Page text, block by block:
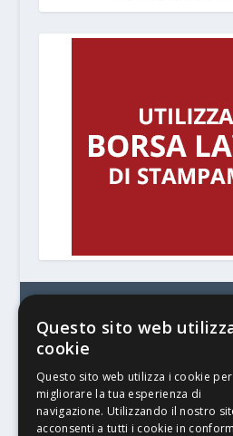
© Stratego Group –
racconta le innovazioni
aziende di stampa e di
riferimento per chi opera in
comunicazione stampata. Oltre
propria community diversi
Questo sito web
cookie
Questo sito web utilizza i cookie per
migliorare la tua esperienza di
navigazione. Utilizzando il nostro
acconsenti a tutti i cookie in